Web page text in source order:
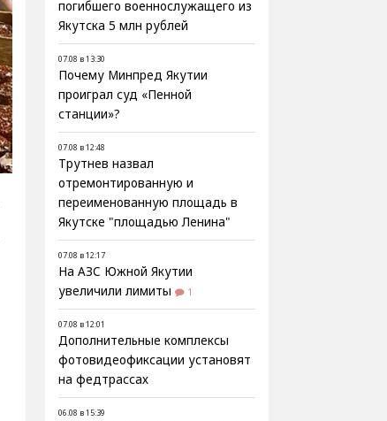
погибшего военнослужащего из
Якутска 5 млн рублей
07.08 в 13:30
Почему Минпред Якутии
проиграл суд «Пенной
станции»?
07.08 в 12:48
Трутнев назвал
отремонтированную и
переименованную площадь в
Якутске "площадью Ленина"
07.08 в 12:17
На АЗС Южной Якутии
увеличили лимиты
1
07.08 в 12:01
Дополнительные комплексы
фотовидеофиксации установят
на федтрассах
06.08 в 15:39